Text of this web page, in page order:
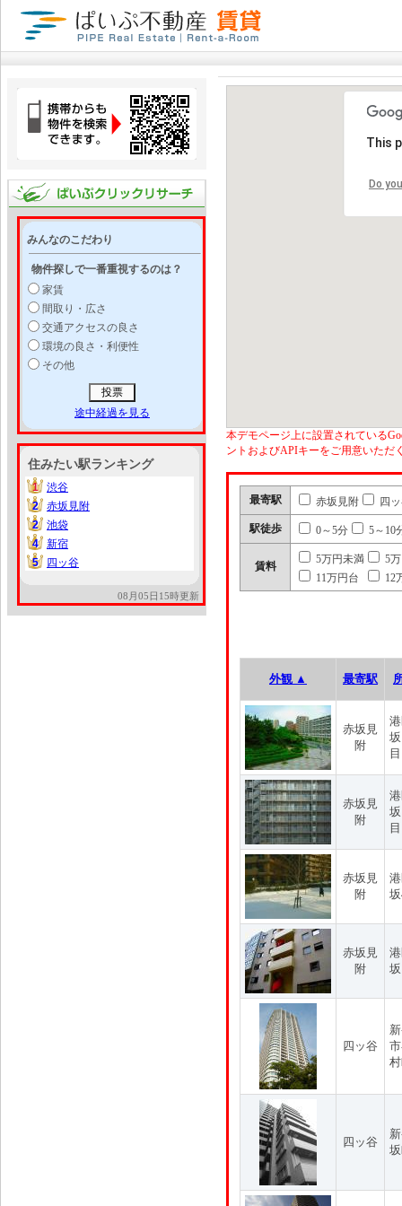
みんなのこだわり
物件探しで一番重視するのは？
家賃
間取り・広さ
交通アクセスの良さ
環境の良さ・利便性
その他
途中経過を見る
住みたい駅ランキング
1
1
渋谷
2
2
赤坂見附
2
2
池袋
4
4
新宿
5
5 四ッ谷
08月05日15時更新
This
Do
本デモページ上に設置されている
ントおよびAPIキーをご用意いただ
最寄駅 赤坂見附 四
駅徒歩 0～5分 5～10
賃料
5万円未満
5
11万円台
12
外観 ▲ 最寄駅
赤坂見
附
目
赤坂見
附
目
赤坂見
附
赤坂見
附
四ッ谷
四ッ谷